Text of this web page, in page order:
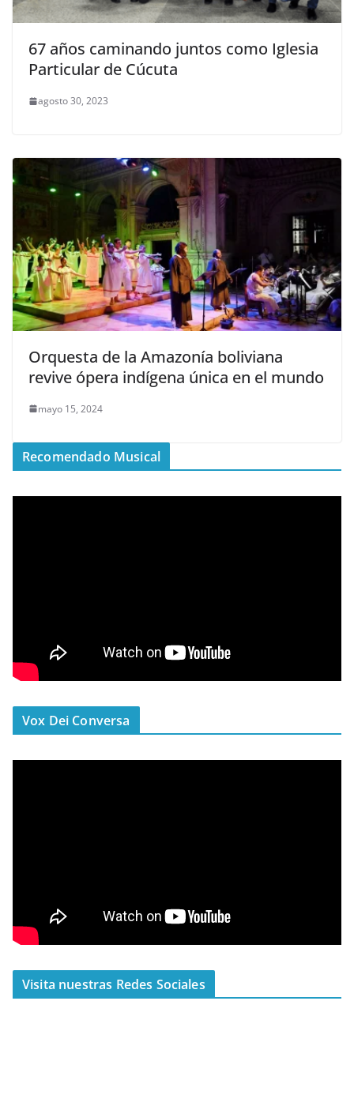
67 años caminando juntos como Iglesia
Particular de Cúcuta
agosto 30, 2023
Orquesta de la Amazonía boliviana
revive ópera indígena única en el mundo
mayo 15, 2024
Recomendado Musical
Vox Dei Conversa
Visita nuestras Redes Sociales